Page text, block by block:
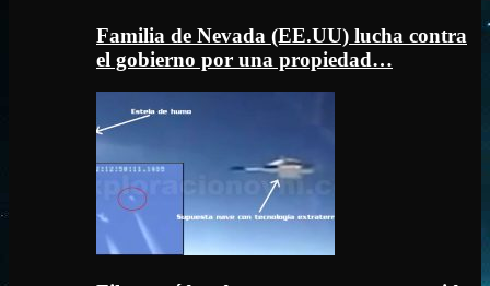
Familia de Nevada (EE.UU) lucha contra
el gobierno por una propiedad…